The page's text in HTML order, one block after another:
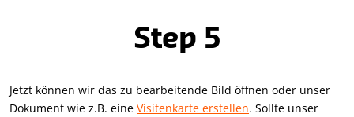
Step 5
Jetzt können wir das zu bearbeitende Bild öffnen oder unser
Dokument wie z.B. eine Visitenkarte erstellen. Sollte unser